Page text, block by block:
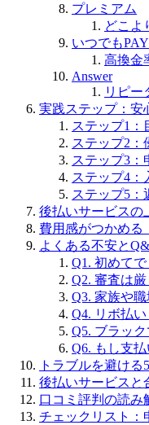
プレミアム
どこよ
いつでもPAY
高換金
Answer
リピー
実践ステップ：安
ステップ1：
ステップ2：
ステップ3：
ステップ4：
ステップ5：
後払いサービスの
費用感がつかめる
よくある不安と
Q1. 初めて
Q2. 審査は
Q3. 家族や
Q4. リボ払
Q5. ブラッ
Q6. もし支
トラブルを避ける
後払いサービスと
口コミ評判の読み
チェックリスト：